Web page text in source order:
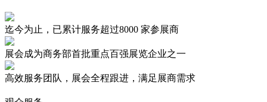
迄今为止，已累计服务超过8000 家参展商
展会成为商务部首批重点百强展览企业之一
高效服务团队，展会全程跟进，满足展商需求